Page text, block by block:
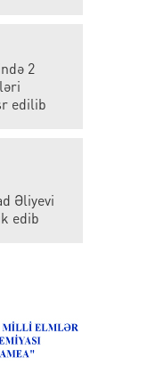
2
edilib
Əliyevi
edib